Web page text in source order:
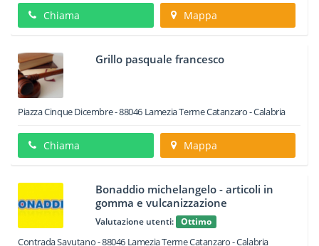
Chiama Mappa
Grillo pasquale francesco
Piazza Cinque Dicembre-88046 Lamezia TermeCatanzaro -Calabria
Chiama Mappa
Bonaddio michelangelo - articoli in
gomma e vulcanizzazione
Valutazione utenti: Ottimo
Contrada Savutano-88046 Lamezia TermeCatanzaro -Calabria